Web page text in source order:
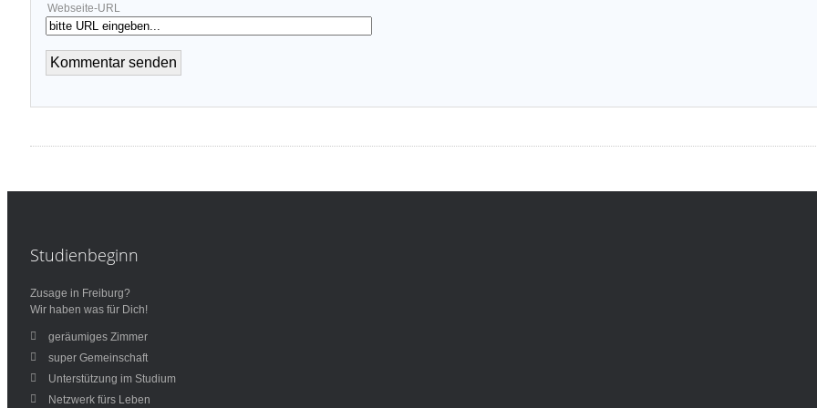
Webseite-URL
Studienbeginn
Zusage in Freiburg?
Wir haben was für Dich!
geräumiges Zimmer
super Gemeinschaft
Unterstützung im Studium
Netzwerk fürs Leben